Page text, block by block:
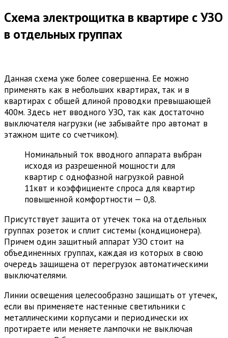
Схема электрощитка в квартире с УЗО
в отдельных группах
Данная схема уже более совершенна. Ее можно
применять как в небольших квартирах, так и в
квартирах с общей длиной проводки превышающей
400м. Здесь нет вводного УЗО, так как достаточно
выключателя нагрузки (не забывайте про автомат в
этажном щите со счетчиком).
Номинальный ток вводного аппарата выбран
исходя из разрешенной мощности для
квартир с однофазной нагрузкой равной
11квт и коэффициенте спроса для квартир
повышенной комфортности — 0,8.
Присутствует защита от утечек тока на отдельных
группах розеток и сплит системы (кондиционера).
Причем один защитный аппарат УЗО стоит на
объединенных группах, каждая из которых в свою
очередь защищена от перегрузок автоматическими
выключателями.
Линии освещения целесообразно защищать от утечек,
если вы применяете настенные светильники с
металлическими корпусами и периодически их
протираете или меняете лампочки не выключая